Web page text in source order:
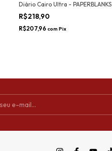
Diário Cairo Ultra - PAPERBLANKS
R$218,90
R$207,96 com Pix